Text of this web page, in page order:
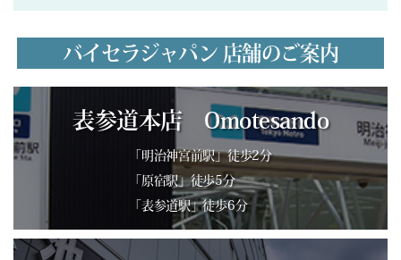
バイセラジャパン 店舗のご案内
表参道本店 Omotesando
「明治神宮前駅」徒歩2分
「原宿駅」徒歩5分
「表参道駅」徒歩6分